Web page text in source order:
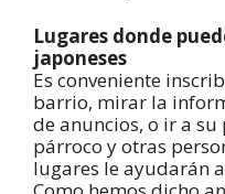
Lugares donde
japoneses
Es conveniente
barrio, mirar la
de anuncios, o ir a
párroco y otras
lugares le ayudarán